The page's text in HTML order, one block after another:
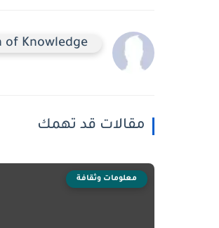
of Knowledge
مقالات قد تهمك
معلومات وثقافة